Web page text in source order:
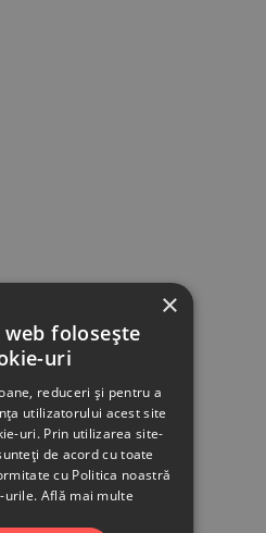
×
folosește
uri
reduceri și pentru a
utilizatorului acest site
uri. Prin utilizarea site-
de acord cu toate
cu Politica noastră
urile. Află mai multe